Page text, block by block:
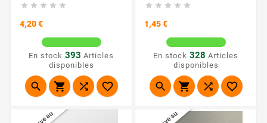
    
4,20 €Prix
En stock 393 Articles
disponibles
   
    
1,45 €Prix
En stock 328 Articles
disponibles
   